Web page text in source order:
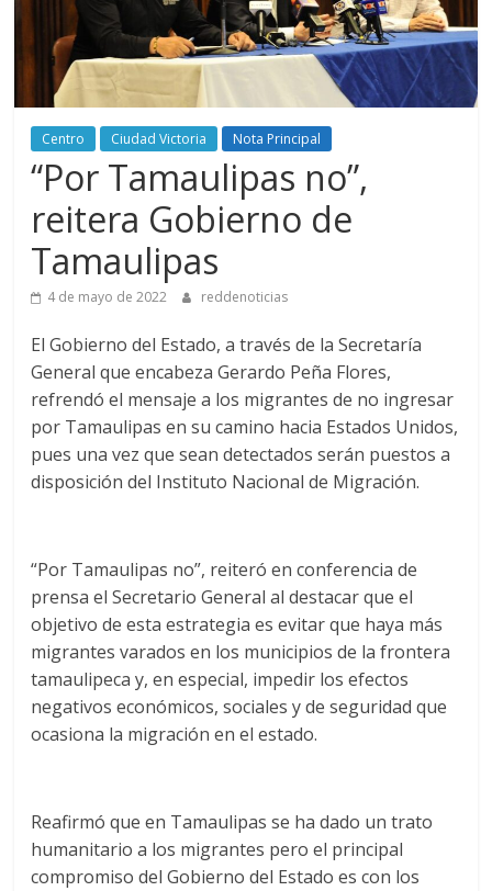
Centro Ciudad Victoria Nota Principal
“Por Tamaulipas no”,
reitera Gobierno de
Tamaulipas
4 de mayo de 2022 reddenoticias
El Gobierno del Estado, a través de la Secretaría
General que encabeza Gerardo Peña Flores,
refrendó el mensaje a los migrantes de no ingresar
por Tamaulipas en su camino hacia Estados Unidos,
pues una vez que sean detectados serán puestos a
disposición del Instituto Nacional de Migración.
“Por Tamaulipas no”, reiteró en conferencia de
prensa el Secretario General al destacar que el
objetivo de esta estrategia es evitar que haya más
migrantes varados en los municipios de la frontera
tamaulipeca y, en especial, impedir los efectos
negativos económicos, sociales y de seguridad que
ocasiona la migración en el estado.
Reafirmó que en Tamaulipas se ha dado un trato
humanitario a los migrantes pero el principal
compromiso del Gobierno del Estado es con los